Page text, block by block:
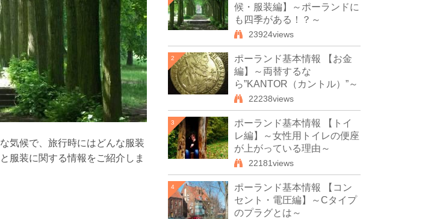
気候で、旅行時にはどんな服装
服装に関する情報をご紹介しま
候・服装編】～ポーランドに
も四季がある！？～
23924views
2
ポーランド基本情報 【お金
編】～両替するな
ら”KANTOR（カントル）”～
22238views
3
ポーランド基本情報 【トイ
レ編】～女性用トイレの便座
が上がっている理由～
22181views
4
ポーランド基本情報 【コン
セント・電圧編】～Cタイプ
のプラグとは～